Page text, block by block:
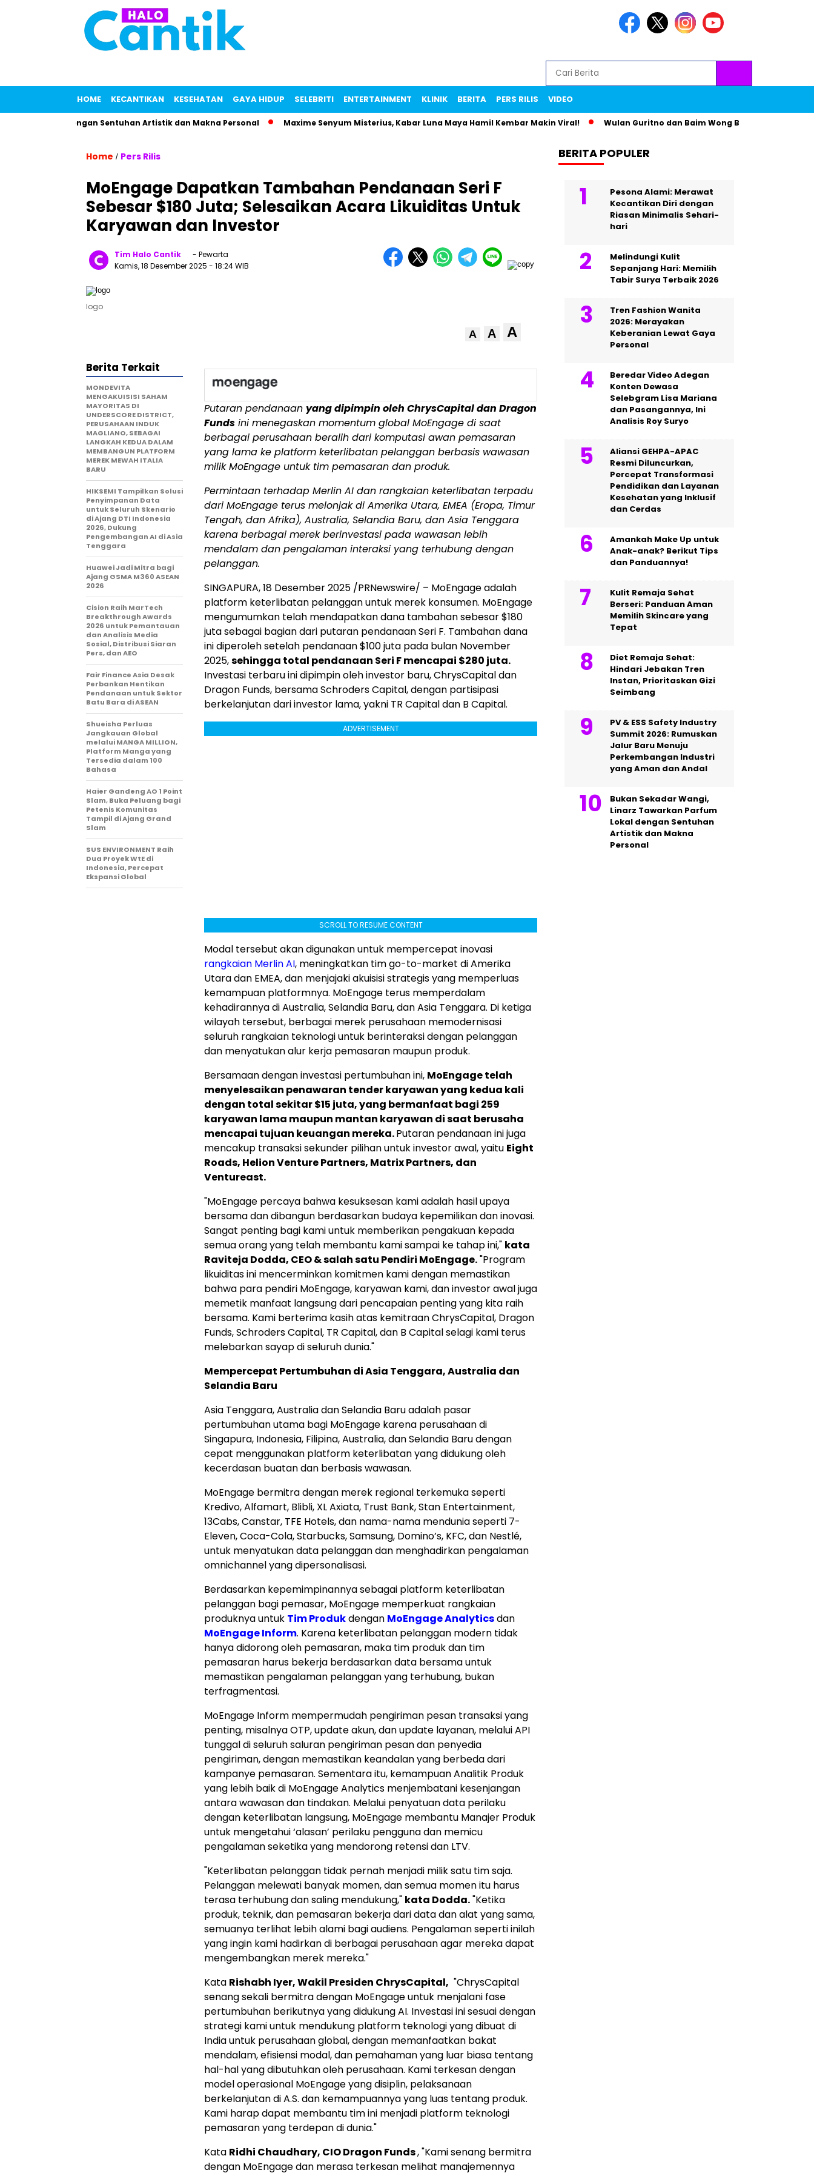
HOME KECANTIKAN KESEHATAN GAYA HIDUP SELEBRITI ENTERTAINMENT KLINIK BERITA PERS RILIS VIDEO
Lokal dengan Sentuhan Artistik dan Makna Personal Maxime Senyum Misterius, Kabar Luna Maya Hamil Kembar Makin Viral! Wulan Guritno dan Baim Wong Bikin Heboh Lewat Foto
Home / Pers Rilis
MoEngage Dapatkan Tambahan Pendanaan Seri F
Sebesar $180 Juta; Selesaikan Acara Likuiditas Untuk
Karyawan dan Investor
Tim Halo Cantik
- Pewarta
Kamis, 18 Desember 2025 - 18:24 WIB
logo
A A A
Putaran pendanaan yang dipimpin oleh ChrysCapital dan Dragon
Funds ini menegaskan momentum global MoEngage di saat
berbagai perusahaan beralih dari komputasi awan pemasaran
yang lama ke platform keterlibatan pelanggan berbasis wawasan
milik MoEngage untuk tim pemasaran dan produk.
Permintaan terhadap Merlin AI dan rangkaian keterlibatan terpadu
dari MoEngage terus melonjak di Amerika Utara, EMEA (Eropa, Timur
Tengah, dan Afrika), Australia, Selandia Baru, dan Asia Tenggara
karena berbagai merek berinvestasi pada wawasan lebih
mendalam dan pengalaman interaksi yang terhubung dengan
pelanggan.
SINGAPURA,18 Desember 2025 /PRNewswire/ – MoEngage adalah
platform keterlibatan pelanggan untuk merek konsumen. MoEngage
mengumumkan telah mendapatkan dana tambahan sebesar$180
juta sebagai bagian dari putaran pendanaan Seri F. Tambahan dana
ini diperoleh setelah pendanaan$100juta pada bulan November
2025,sehingga total pendanaan Seri F mencapai $280 juta.
Investasi terbaru ini dipimpin oleh investor baru, ChrysCapital dan
Dragon Funds, bersama Schroders Capital, dengan partisipasi
berkelanjutan dari investor lama, yakni TR Capital dan B Capital.
ADVERTISEMENT
SCROLL TO RESUME CONTENT
Modal tersebut akan digunakan untuk mempercepat inovasi
rangkaian Merlin AI, meningkatkan tim go-to-market diAmerika
Utaradan EMEA, dan menjajaki akuisisi strategis yang memperluas
kemampuan platformnya. MoEngage terus memperdalam
kehadirannya diAustralia,Selandia Baru, danAsia Tenggara. Di ketiga
wilayah tersebut, berbagai merek perusahaan memodernisasi
seluruh rangkaian teknologi untuk berinteraksi dengan pelanggan
dan menyatukan alur kerja pemasaran maupun produk.
Bersamaan dengan investasi pertumbuhan ini, MoEngage telah
menyelesaikan penawaran tender karyawan yang kedua kali
dengan total sekitar$15 juta, yang bermanfaat bagi 259
karyawan lama maupun mantan karyawan di saat berusaha
mencapai tujuan keuangan mereka.Putaran pendanaan ini juga
mencakup transaksi sekunder pilihan untuk investor awal, yaitu Eight
Roads, Helion Venture Partners, Matrix Partners, dan
Ventureast.
"MoEngage percaya bahwa kesuksesan kami adalah hasil upaya
bersama dan dibangun berdasarkan budaya kepemilikan dan inovasi.
Sangat penting bagi kami untuk memberikan pengakuan kepada
semua orang yang telah membantu kami sampai ke tahap ini," kata
Raviteja Dodda, CEO & salah satu Pendiri MoEngage."Program
likuiditas ini mencerminkan komitmen kami dengan memastikan
bahwa para pendiri MoEngage, karyawan kami, dan investor awal juga
memetik manfaat langsung dari pencapaian penting yang kita raih
bersama. Kami berterima kasih atas kemitraan ChrysCapital, Dragon
Funds, Schroders Capital, TR Capital, dan B Capital selagi kami terus
melebarkan sayap di seluruh dunia."
Mempercepat Pertumbuhan diAsia Tenggara,Australia dan
Selandia Baru
Asia Tenggara,AustraliadanSelandia Baruadalah pasar
pertumbuhan utama bagi MoEngage karena perusahaan di
Singapura, Indonesia, Filipina,Australia, danSelandia Barudengan
cepat menggunakan platform keterlibatan yang didukung oleh
kecerdasan buatan dan berbasis wawasan.
MoEngage bermitra dengan merek regional terkemuka seperti
Kredivo, Alfamart, Blibli, XL Axiata, Trust Bank, Stan Entertainment,
13Cabs, Canstar, TFE Hotels, dan nama-nama mendunia seperti 7-
Eleven, Coca-Cola, Starbucks, Samsung, Domino’s, KFC, dan Nestlé,
untuk menyatukan data pelanggan dan menghadirkan pengalaman
omnichannel yang dipersonalisasi.
Berdasarkan kepemimpinannya sebagai platform keterlibatan
pelanggan bagi pemasar, MoEngage memperkuat rangkaian
produknya untuk Tim Produkdengan MoEngage Analyticsdan
MoEngage Inform. Karena keterlibatan pelanggan modern tidak
hanya didorong oleh pemasaran, maka tim produk dan tim
pemasaran harus bekerja berdasarkan data bersama untuk
memastikan pengalaman pelanggan yang terhubung, bukan
terfragmentasi.
MoEngage Inform mempermudah pengiriman pesan transaksi yang
penting, misalnya OTP, update akun, dan update layanan, melalui API
tunggal di seluruh saluran pengiriman pesan dan penyedia
pengiriman, dengan memastikan keandalan yang berbeda dari
kampanye pemasaran. Sementara itu, kemampuan Analitik Produk
yang lebih baik di MoEngage Analytics menjembatani kesenjangan
antara wawasan dan tindakan. Melalui penyatuan data perilaku
dengan keterlibatan langsung, MoEngage membantu Manajer Produk
untuk mengetahui ‘alasan’ perilaku pengguna dan memicu
pengalaman seketika yang mendorong retensi dan LTV.
"Keterlibatan pelanggan tidak pernah menjadi milik satu tim saja.
Pelanggan melewati banyak momen, dan semua momen itu harus
terasa terhubung dan saling mendukung," kata Dodda."Ketika
produk, teknik, dan pemasaran bekerja dari data dan alat yang sama,
semuanya terlihat lebih alami bagi audiens. Pengalaman seperti inilah
yang ingin kami hadirkan di berbagai perusahaan agar mereka dapat
mengembangkan merek mereka."
Kata Rishabh Iyer, Wakil Presiden ChrysCapital, "ChrysCapital
senang sekali bermitra dengan MoEngage untuk menjalani fase
pertumbuhan berikutnya yang didukung AI. Investasi ini sesuai dengan
strategi kami untuk mendukung platform teknologi yang dibuat di
Indiauntuk perusahaan global, dengan memanfaatkan bakat
mendalam, efisiensi modal, dan pemahaman yang luar biasa tentang
hal-hal yang dibutuhkan oleh perusahaan. Kami terkesan dengan
model operasional MoEngage yang disiplin, pelaksanaan
berkelanjutan di A.S. dan kemampuannya yang luas tentang produk.
Kami harap dapat membantu tim ini menjadi platform teknologi
pemasaran yang terdepan di dunia."
Kata Ridhi Chaudhary, CIO Dragon Funds, "Kami senang bermitra
dengan MoEngage dan merasa terkesan melihat manajemennya
Berita Terkait
MONDEVITA
MENGAKUISISI SAHAM
MAYORITAS DI
UNDERSCORE DISTRICT,
PERUSAHAAN INDUK
MAGLIANO, SEBAGAI
LANGKAH KEDUA DALAM
MEMBANGUN PLATFORM
MEREK MEWAH ITALIA
BARU
HIKSEMI Tampilkan Solusi
Penyimpanan Data
untuk Seluruh Skenario
di Ajang DTI Indonesia
2026, Dukung
Pengembangan AI di Asia
Tenggara
Huawei Jadi Mitra bagi
Ajang GSMA M360 ASEAN
2026
Cision Raih MarTech
Breakthrough Awards
2026 untuk Pemantauan
dan Analisis Media
Sosial, Distribusi Siaran
Pers, dan AEO
Fair Finance Asia Desak
Perbankan Hentikan
Pendanaan untuk Sektor
Batu Bara di ASEAN
Shueisha Perluas
Jangkauan Global
melalui MANGA MILLION,
Platform Manga yang
Tersedia dalam 100
Bahasa
Haier Gandeng AO 1 Point
Slam, Buka Peluang bagi
Petenis Komunitas
Tampil di Ajang Grand
Slam
SUS ENVIRONMENT Raih
Dua Proyek WtE di
Indonesia, Percepat
Ekspansi Global
BERITA POPULER
Pesona Alami: Merawat
Kecantikan Diri dengan
Riasan Minimalis Sehari-
hari
Melindungi Kulit
Sepanjang Hari: Memilih
Tabir Surya Terbaik 2026
Tren Fashion Wanita
2026: Merayakan
Keberanian Lewat Gaya
Personal
Beredar Video Adegan
Konten Dewasa
Selebgram Lisa Mariana
dan Pasangannya, Ini
Analisis Roy Suryo
Aliansi GEHPA-APAC
Resmi Diluncurkan,
Percepat Transformasi
Pendidikan dan Layanan
Kesehatan yang Inklusif
dan Cerdas
Amankah Make Up untuk
Anak-anak? Berikut Tips
dan Panduannya!
Kulit Remaja Sehat
Berseri: Panduan Aman
Memilih Skincare yang
Tepat
Diet Remaja Sehat:
Hindari Jebakan Tren
Instan, Prioritaskan Gizi
Seimbang
PV & ESS Safety Industry
Summit 2026: Rumuskan
Jalur Baru Menuju
Perkembangan Industri
yang Aman dan Andal
Bukan Sekadar Wangi,
Linarz Tawarkan Parfum
Lokal dengan Sentuhan
Artistik dan Makna
Personal